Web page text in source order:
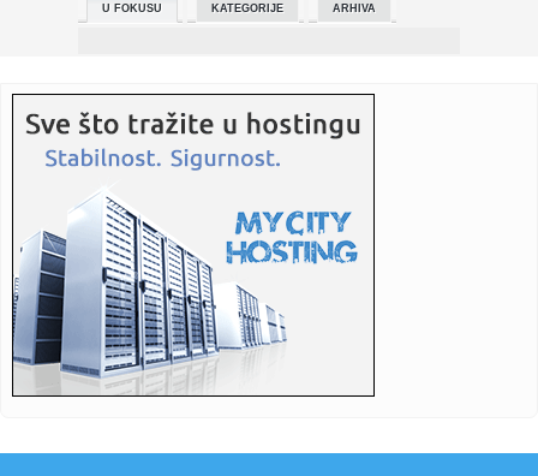
22:46:
Mađar: Ostaje zabrana uvoza poljoprivrednih proizvoda iz
22:38:Premijer Šarif ide u Kinu dok Pakistan pojačava napore za
posre...
22:35:Beauty agenda powered by Eucerin® u znaku inspirativne
ženske e...
22:35:Lepota&Zdravlje Beauty agenda powered by Eucerin®:
Tajna zdr...
22:35:Srbi i Hrvati žive u gradu pod zemljom: Imaju i crkvu
uklesanu u...
U FOKUSU KATEGORIJE ARHIVA